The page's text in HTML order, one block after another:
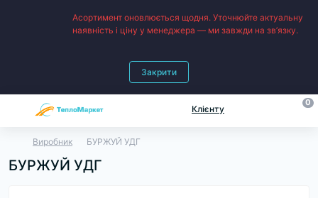
Асортимент оновлюється щодня. Уточнюйте актуальну
наявність і ціну у менеджера — ми завжди на зв’язку.
Закрити
Клієнту
0
Виробник БУРЖУЙ УДГ
БУРЖУЙ УДГ